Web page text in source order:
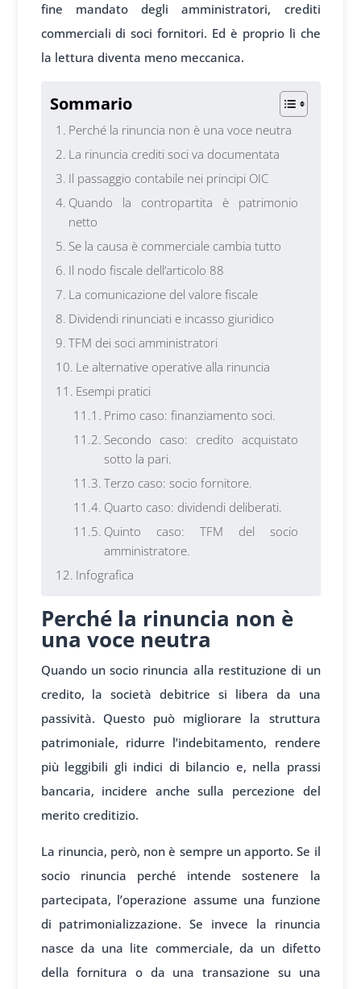
fine mandato degli amministratori, crediti
commerciali di soci fornitori. Ed è proprio lì che
la lettura diventa meno meccanica.
Sommario
Perché la rinuncia non è una voce neutra
La rinuncia crediti soci va documentata
Il passaggio contabile nei principi OIC
Quando la contropartita è patrimonio
netto
Se la causa è commerciale cambia tutto
Il nodo fiscale dell’articolo 88
La comunicazione del valore fiscale
Dividendi rinunciati e incasso giuridico
TFM dei soci amministratori
Le alternative operative alla rinuncia
Esempi pratici
Primo caso: finanziamento soci.
Secondo caso: credito acquistato
sotto la pari.
Terzo caso: socio fornitore.
Quarto caso: dividendi deliberati.
Quinto caso: TFM del socio
amministratore.
Infografica
Perché la rinuncia non è
una voce neutra
Quando un socio rinuncia alla restituzione di un
credito, la società debitrice si libera da una
passività. Questo può migliorare la struttura
patrimoniale, ridurre l’indebitamento, rendere
più leggibili gli indici di bilancio e, nella prassi
bancaria, incidere anche sulla percezione del
merito creditizio.
La rinuncia, però, non è sempre un apporto. Se il
socio rinuncia perché intende sostenere la
partecipata, l’operazione assume una funzione
di patrimonializzazione. Se invece la rinuncia
nasce da una lite commerciale, da un difetto
della fornitura o da una transazione su una